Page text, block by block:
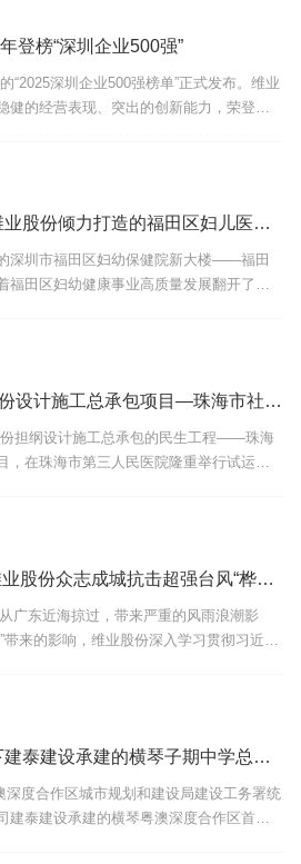
登榜“深圳企业500强”
“2025深圳企业500强榜单”正式发布。维业
健的经营表现、突出的创新能力，荣登
深圳绿色医院新标杆|维业股份倾力打造的福田区妇儿医院顺利竣工
深圳市福田区妇幼保健院新大楼——福田
福田区妇幼健康事业高质量发展翻开了崭
筑就“民心工程”|维业股份设计施工总承包项目—珠海市社会心理健康服务中心试运行
担纲设计施工总承包的民生工程——珠海
，在珠海市第三人民医院隆重举行试运行
闻“风”而动 硬核出击|维业股份众志成城抗击超强台风“桦加沙”
广东近海掠过，带来严重的风雨浪潮影
带来的影响，维业股份深入学习贯彻习近平
全力以赴打好防御战，并有序推动复工复
司的责任担当。
匠心筑校|维业股份旗下建泰建设承建的横琴子期中学总承包工程顺利竣工
深度合作区城市规划和建设局建设工务署统
泰建设承建的横琴粤澳深度合作区首都